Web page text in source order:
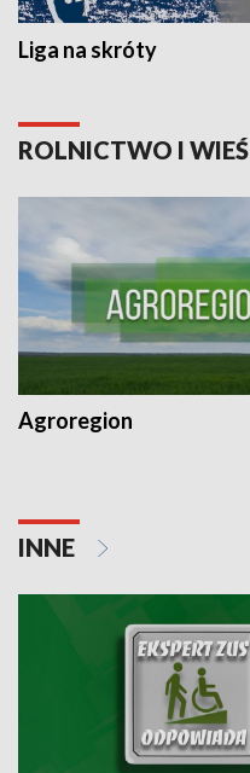
Liga na skróty
ROLNICTWO I WIEŚ
Agroregion
INNE